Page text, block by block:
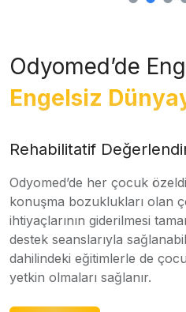
Odyomed’de
Engelsiz
Rehabilitatif
Odyomed’de her çocuk
konuşma bozuklukları olan
ihtiyaçlarının giderilmesi
destek seanslarıyla
dahilindeki eğitimlerle de
yetkin olmaları sağlanır.